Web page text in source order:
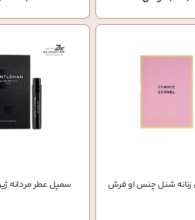
شنل چنس او فرش سمپل عطر مردانه